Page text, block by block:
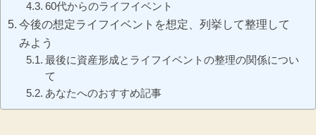
60代からのライフイベント
今後の想定ライフイベントを想定、列挙して整理して
みよう
最後に資産形成とライフイベントの整理の関係につい
て
あなたへのおすすめ記事